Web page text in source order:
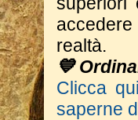
realtà.
💙
Clicca
saperne